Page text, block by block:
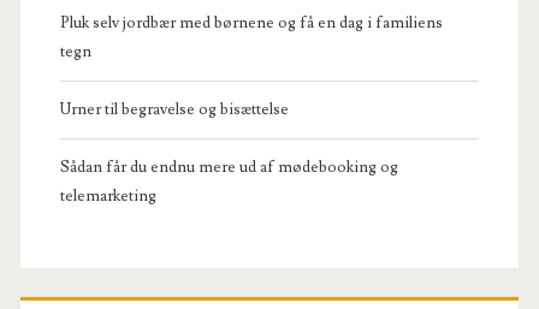
Pluk selv jordbær med børnene og få en dag i familiens
tegn
Urner til begravelse og bisættelse
Sådan får du endnu mere ud af mødebooking og
telemarketing